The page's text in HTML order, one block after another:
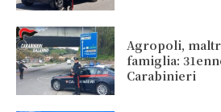
Agropoli,
famiglia:
Carabinieri